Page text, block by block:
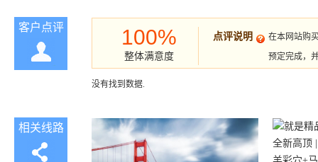
客户点评 100%
整体满意度
点评说明
在本网站购
预定完成，
没有找到数据.
相关线路